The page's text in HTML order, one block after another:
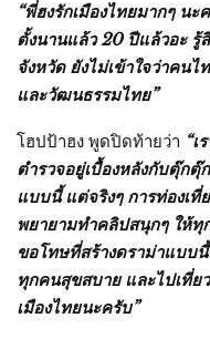
“พี่ฮงรักเมืองไทยมากๆ น
ตั้งนานแล้ว 20 ปีแล้วอะ รู้
จังหวัด ยังไม่เข้าใจว่าคนไ
และวัฒนธรรมไทย”
โฮปป้าฮง พูดปิดท้ายว่า “
ตำรวจอยู่เบื้องหลังกับตุ๊กตุ๊
แบบนี้ แต่จริงๆ การท่องเที่
พยายามทำคลิปสนุกๆ ให้ทุ
ขอโทษที่สร้างดราม่าแบ
ทุกคนสุขสบาย และไปเที่ย
เมืองไทยนะครับ”